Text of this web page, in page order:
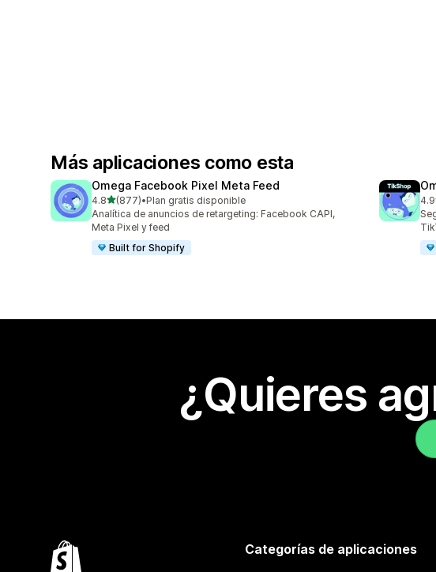
Más aplicaciones como esta
Omega Facebook Pixel Meta Feed
4.8de 5 estrellas
(877)
877 reseñas en total
•Plan gratis disponible
Analítica de anuncios de retargeting: Facebook CAPI,
Meta Pixel y feed
Built for Shopify
4.9
¿Quieres
Categorías de aplicaciones